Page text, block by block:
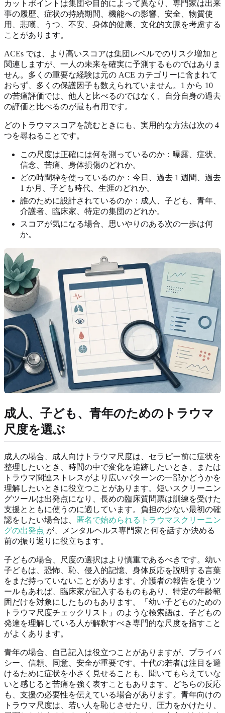
カットポイントは集団や目的によって異なり、専門家は出来
事の履歴、症状の持続期間、機能への影響、安全、物質使
用、悲嘆、うつ、不安、身体的健康、文化的文脈を考慮する
ことがあります。
ACEs では、より高いスコアは集団レベルでのリスク増加と
関連しますが、一人の未来を確実に予測するものではありま
せん。多くの重要な経験は元の ACE カテゴリーに含まれて
おらず、多くの保護因子も数えられていません。1 から 10
の苦痛評価では、他人と比べるのではなく、自分自身の過去
の評価と比べるのが最も有用です。
どのトラウマスコアを読むときにも、実用的な方法は次の 4
つを尋ねることです。
この尺度は正確には何を測っているのか：曝露、症状、
信念、苦痛、身体損傷のどれか。
どの時間枠を使っているのか：今日、過去 1 週間、過去
1 か月、子ども時代、生涯のどれか。
誰のために設計されているのか：成人、子ども、青年、
介護者、臨床家、特定の集団のどれか。
スコアが気になる場合、思いやりのある次の一歩は何
か。
成人、子ども、青年のためのトラウマ
尺度を選ぶ
成人の場合、成人向けトラウマ尺度は、セラピー前に症状を
整理したいとき、時間の中で変化を追跡したいとき、または
トラウマ関連ストレスがより広いパターンの一部かどうかを
理解したいときに役立つことがあります。短いスクリーニン
グツールは出発点になり、長めの臨床質問票は訓練を受けた
支援とともに使うのに適しています。負担の少ない最初の確
認をしたい場合は、
匿名で始められるトラウマスクリーニン
グの出発点 が、メンタルヘルス専門家と何を話すか決める
前の振り返りに役立ちます。
子どもの場合、尺度の選択はより慎重であるべきです。幼い
子どもは、恐怖、恥、侵入的記憶、身体反応を説明する言葉
をまだ持っていないことがあります。介護者の報告を使うツ
ールもあれば、臨床家が記入するものもあり、特定の年齢範
囲だけを対象にしたものもあります。「幼い子どものための
トラウマ尺度チェックリスト」のような検索語は、子どもの
発達を理解している人が解釈すべき専門的な尺度を指すこと
がよくあります。
青年の場合、自己記入は役立つことがありますが、プライバ
シー、信頼、同意、安全が重要です。十代の若者は注目を避
けるために症状を小さく見せることも、聞いてもらえていな
いと感じると苦痛を強く表すこともあります。どちらの反応
も、支援の必要性を伝えている場合があります。青年向けの
トラウマ尺度は、若い人を恥じさせたり、圧力をかけたり、